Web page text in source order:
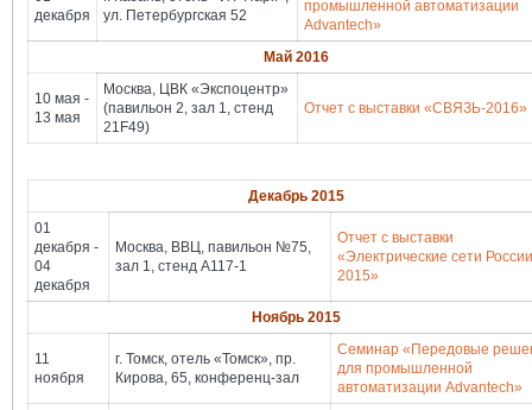
декабря
ул. Петербургская 52
промышленной автоматизации
Advantech»
Май 2016
10 мая -
13 мая
Москва, ЦВК «Экспоцентр»
(павильон 2, зал 1, стенд
21F49)
Отчет с выставки «СВЯЗЬ-2016»
Декабрь 2015
01
декабря -
04
декабря
Москва, ВВЦ, павильон №75,
зал 1, стенд А117-1
Отчет с выставки
«Электрические сети
2015»
Ноябрь 2015
11
ноября
г. Томск, отель «Томск», пр.
Кирова, 65, конференц-зал
Семинар «Передовые
для промышленной
автоматизации Advantech»